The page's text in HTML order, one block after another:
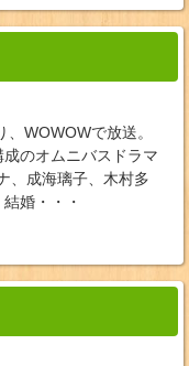
WOWOWで放送。
のオムニバスドラマ
、成海璃子、木村多
婚・・・